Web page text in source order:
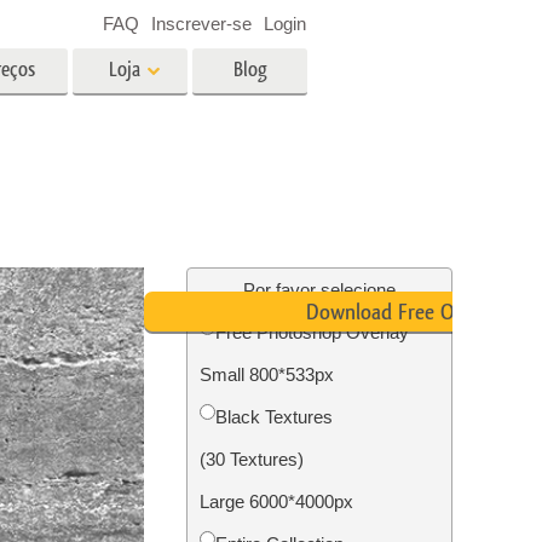
de
Foto Restauração Serviços
Loja Blog
FAQ Inscrever-se Login
Por favor selecione
Free Photoshop Overlay
Small 800*533px
Black Textures
(30 Textures)
Large 6000*4000px
Download Free Overlay